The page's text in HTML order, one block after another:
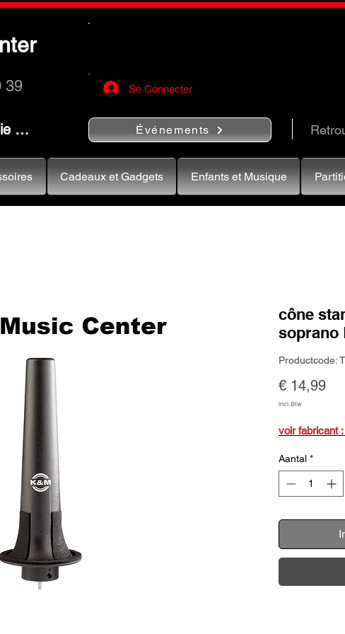
39 Se Connecter
… Événements
cône
soprano
Productcode:
€ 14,99Prijs
incl.Btw
voir fabricant
Aantal *
Cadeaux et Gadgets Enfants et Musique